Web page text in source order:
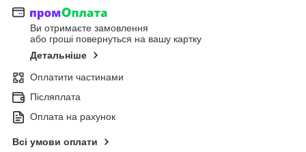
Ви отримаєте замовлення
або гроші повернуться на вашу картку
Детальніше
Оплатити частинами
Післяплата
Оплата на рахунок
Всі умови оплати